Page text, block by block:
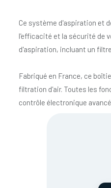
Ce système d'aspiration et
l'efficacité et la sécurité de
d'aspiration, incluant un
Fabriqué en France, ce
filtration d'air. Toutes les
contrôle électronique